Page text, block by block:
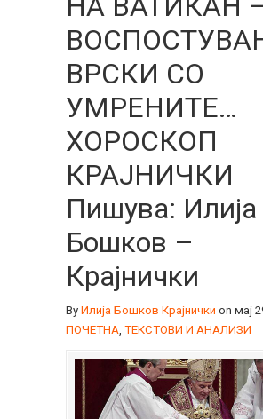
ВРСКИ СО
УМРЕНИТЕ…
ХОРОСКОП
КРАЈНИЧКИ
Пишува: Илија
Бошков –
Крајнички
By Илија Бошков Крајнички on мај
ПОЧЕТНА ТЕКСТОВИ И АНАЛИЗИ